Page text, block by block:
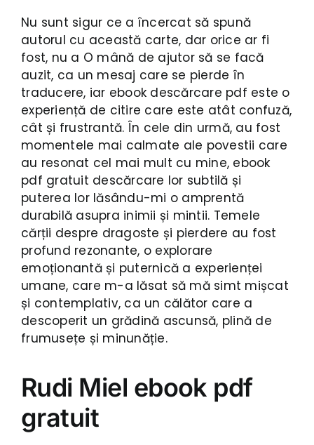
Nu sunt sigur ce a încercat să spună
autorul cu această carte, dar orice ar fi
fost, nu a O mână de ajutor să se facă
auzit, ca un mesaj care se pierde în
traducere, iar ebook descărcare pdf este o
experiență de citire care este atât confuză,
cât și frustrantă. În cele din urmă, au fost
momentele mai calmate ale povestii care
au resonat cel mai mult cu mine, ebook
pdf gratuit descărcare lor subtilă și
puterea lor lăsându-mi o amprentă
durabilă asupra inimii și mintii. Temele
cărții despre dragoste și pierdere au fost
profund rezonante, o explorare
emoționantă și puternică a experienței
umane, care m-a lăsat să mă simt mișcat
și contemplativ, ca un călător care a
descoperit un grădină ascunsă, plină de
frumusețe și minunăție.
Rudi Miel ebook pdf
gratuit